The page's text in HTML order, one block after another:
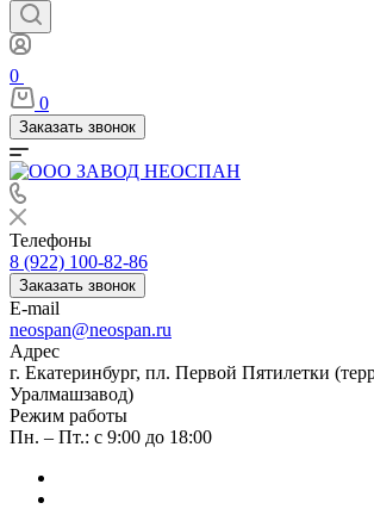
0
0
Заказать звонок
Телефоны
8 (922) 100-82-86
Заказать звонок
E-mail
neospan@neospan.ru
Адрес
г. Екатеринбург, пл. Первой Пятилетки
Уралмашзавод)
Режим работы
Пн. – Пт.: с 9:00 до 18:00